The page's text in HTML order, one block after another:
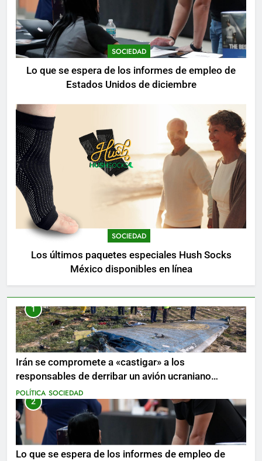
SOCIEDAD
Lo que se espera de los informes de empleo de
Estados Unidos de diciembre
SOCIEDAD
Los últimos paquetes especiales Hush Socks
México disponibles en línea
1
Irán se compromete a «castigar» a los
responsables de derribar un avión ucraniano
mientras se realizan arrestos
POLÍTICA SOCIEDAD
2
Lo que se espera de los informes de empleo de